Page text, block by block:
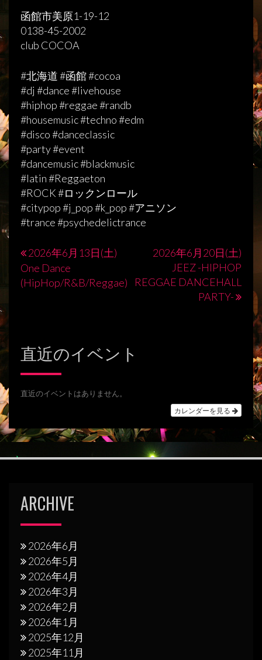
函館市美原1-19-12
0138-45-2002
club COCOA
#北海道 #函館 #cocoa
#dj #dance #livehouse
#hiphop #reggae #randb
#housemusic #techno #edm
#disco #danceclassic
#party #event
#dancemusic #blackmusic
#latin #Reggaeton
#ROCK #ロックンロール
#citypop #j_pop #k_pop #アニソン
#trance #psychedelictrance
投
稿
ゲ
ー
ョ
2026年6月13日(土)
One Dance
(HipHop/R&B/Reggae)
2026年6月20日(土)
JEEZ -HIPHOP
REGGAE DANCEHALL
PARTY-
直近のイベント
直近のイベントはありません。
カレンダーを見る
ARCHIVE
2026年6月
2026年5月
2026年4月
2026年3月
2026年2月
2026年1月
2025年12月
2025年11月